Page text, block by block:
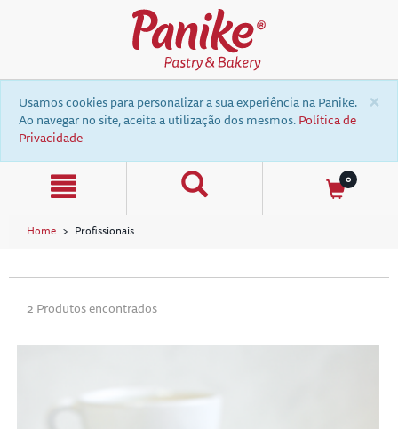
×
Usamos cookies para personalizar a sua experiência na Panike.
Ao navegar no site, aceita a utilização dos mesmos. Política de
Privacidade
0
Home Profissionais
2 Produtos encontrados